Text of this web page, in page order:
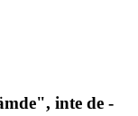
inte de -